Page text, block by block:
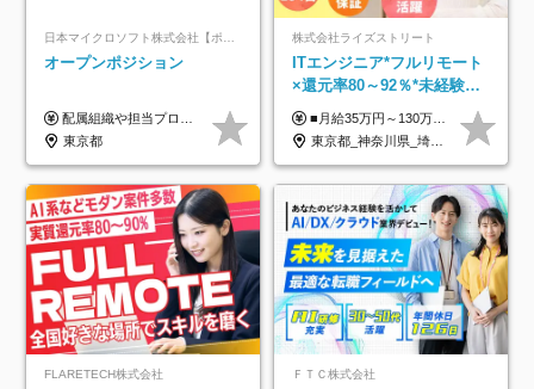
日本マイクロソフト株式会社【ポジションマッチ登録】
オープンポジション
配属組織や担当プロジェクトにより異なります。 ▼参考情報 ----------------------- 年俸650万～（1/12を月々支給） ※経験、能力を考慮の上、当社規定により優遇いたします。 ※時間外、休日出勤、深夜手当に対する賃金も基本年俸に含みます。
東京都
株式会社ライズストリート
ITエンジニア*フルリモート
×還元率80～92％*未経験歓
迎*年休134日*月給35万～*
定着率100%
■月給35万円～130万円＋賞与年2回＋各種手当 ※システムエンジニアの経験をお持ちの方は月給41万円以上＋賞与年2回（108万円～）＋手当 ■単価（年収）アップのチャンスは最大年12回 ※残業代は1分単位で100％全額支給。サービス残業などは一切ありません ※試用期間6ヵ月（試用期間中の待遇・給与に差はありません）
東京都_神奈川県_埼玉県_千葉県_大阪府_愛知県_北海道_青森県_岩手県_宮城県_秋田県_山形県_福島県_茨城県_栃木県_群馬県_新潟県_山梨県_長野県_富山県_石川県_福井県_静岡県_岐阜県_三重県_兵庫県_京都府_滋賀県_奈良県_和歌山県_広島県_岡山県_鳥取県_島根県_山口県_徳島県_香川県_愛媛県_高知県_福岡県_熊本県_佐賀県_長崎県_大分県_宮崎県_鹿児島県_沖縄県
FLARETECH株式会社 ＦＴＣ株式会社